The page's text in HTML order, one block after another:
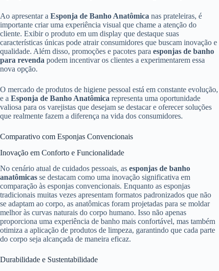
Ao apresentar a Esponja de Banho Anatômica nas prateleiras, é
importante criar uma experiência visual que chame a atenção do
cliente. Exibir o produto em um display que destaque suas
características únicas pode atrair consumidores que buscam inovação e
qualidade. Além disso, promoções e pacotes para esponjas de banho
para revenda podem incentivar os clientes a experimentarem essa
nova opção.
O mercado de produtos de higiene pessoal está em constante evolução,
e a Esponja de Banho Anatômica representa uma oportunidade
valiosa para os varejistas que desejam se destacar e oferecer soluções
que realmente fazem a diferença na vida dos consumidores.
Comparativo com Esponjas Convencionais
Inovação em Conforto e Funcionalidade
No cenário atual de cuidados pessoais, as esponjas de banho
anatômicas se destacam como uma inovação significativa em
comparação às esponjas convencionais. Enquanto as esponjas
tradicionais muitas vezes apresentam formatos padronizados que não
se adaptam ao corpo, as anatômicas foram projetadas para se moldar
melhor às curvas naturais do corpo humano. Isso não apenas
proporciona uma experiência de banho mais confortável, mas também
otimiza a aplicação de produtos de limpeza, garantindo que cada parte
do corpo seja alcançada de maneira eficaz.
Durabilidade e Sustentabilidade